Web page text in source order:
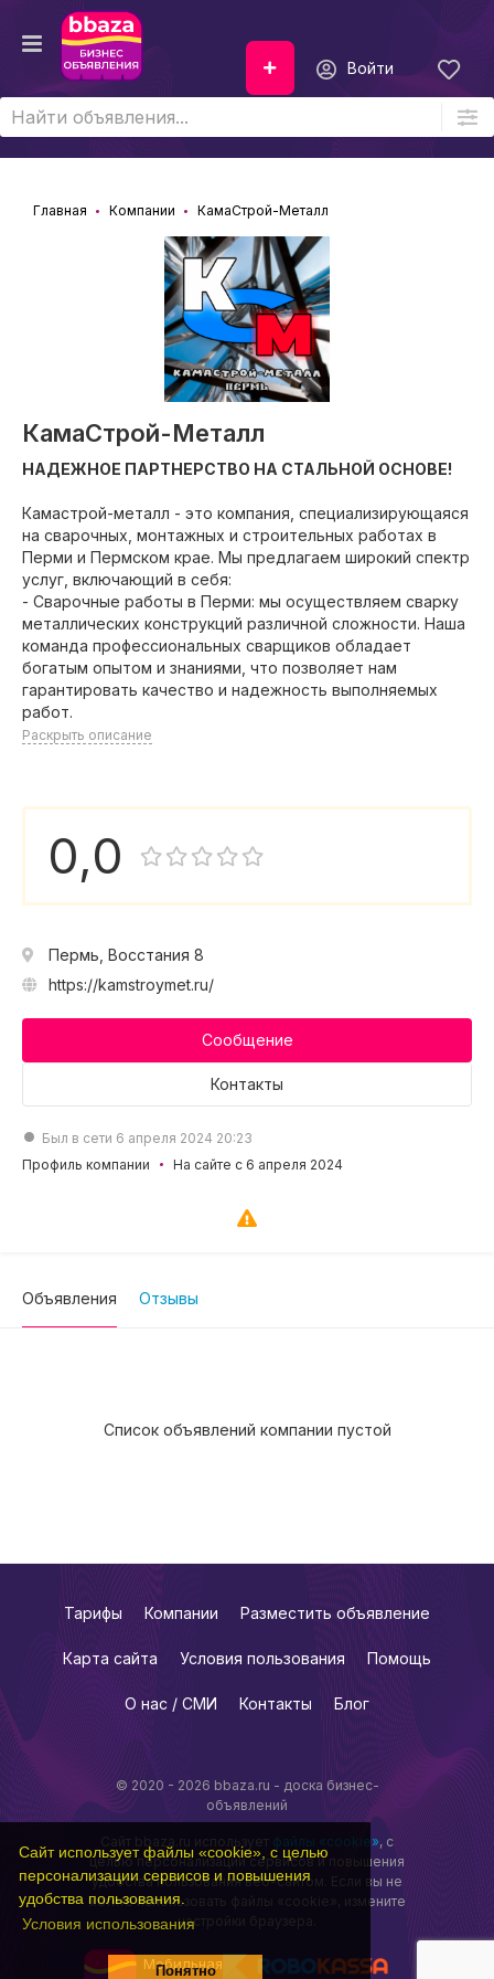
Сайт использует файлы «cookie», с целью
персонализации сервисов и повышения
удобства пользования.
Условия использования
Понятно
Войти
Главная Компании КамаСтрой-Металл
КамаСтрой-Металл
НАДЕЖНОЕ ПАРТНЕРСТВО НА СТАЛЬНОЙ ОСНОВЕ!
Камастрой-металл - это компания, специализирующаяся
на сварочных, монтажных и строительных работах в
Перми и Пермском крае. Мы предлагаем широкий спектр
услуг, включающий в себя:
- Сварочные работы в Перми: мы осуществляем сварку
металлических конструкций различной сложности. Наша
команда профессиональных сварщиков обладает
богатым опытом и знаниями, что позволяет нам
гарантировать качество и надежность выполняемых
работ.
Раскрыть описание
0,0
Пермь, Восстания 8
https://kamstroymet.ru/
Сообщение
Контакты
Был в сети 6 апреля 2024 20:23
Профиль компании
На сайте с 6 апреля 2024
Объявления Отзывы
Список объявлений компании пустой
© 2020 - 2026 bbaza.ru - доска бизнес-
объявлений
Сайт bbaza.ru использует файлы «cookie», с
целью персонализации сервисов и повышения
удобства пользования веб-сайтом. Если вы не
хотите использовать файлы «cookie», измените
настройки браузера.
Мобильная
Тарифы Компании Разместить объявление
Карта сайта Условия пользования Помощь
О нас / СМИ Контакты Блог